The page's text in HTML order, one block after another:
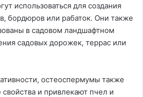
использоваться для создания
бордюров или рабаток. Они также
в садовом ландшафтном
садовых дорожек, террас или
остеоспермумы также
и привлекают пчел и